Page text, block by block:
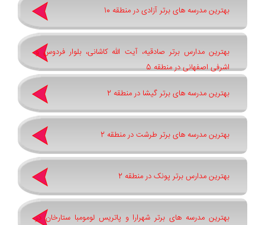
بهترین مدرسه های برتر آزادی در منطقه 10
بهترین مدارس برتر صادقیه، آیت الله کاشانی، بلوار فردوس و
اشرفی اصفهانی در منطقه 5
بهترین مدرسه های برتر گیشا در منطقه 2
بهترین مدرسه های برتر طرشت در منطقه 2
بهترین مدارس برتر پونک در منطقه 2
بهترین مدرسه های برتر شهرارا و پاتريس لومومبا ستارخان در